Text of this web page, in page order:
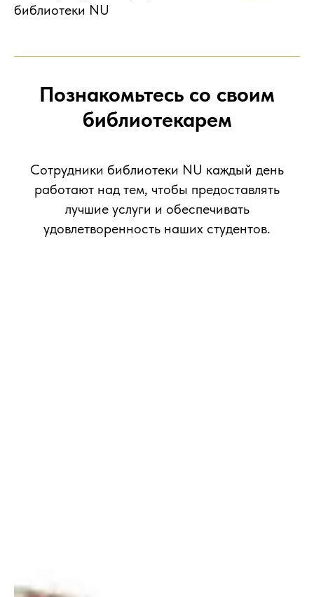
библиотеки NU
Познакомьтесь со своим
библиотекарем
Сотрудники библиотеки NU каждый день
работают над тем, чтобы предоставлять
лучшие услуги и обеспечивать
удовлетворенность наших студентов.